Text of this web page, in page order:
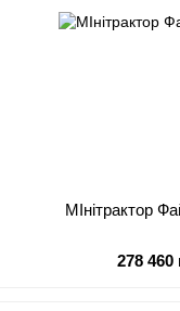
МІнітрактор
278 460